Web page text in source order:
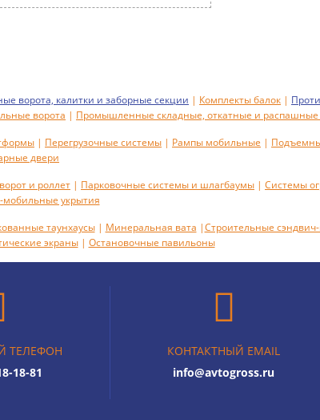
ворота, калитки и заборные секции | Комплекты балок |
ворота | Промышленные складные, откатные и распашные
| Перегрузочные системы | Рампы мобильные |
двери
и роллет | Парковочные системы и шлагбаумы | Системы
мобильные укрытия
таунхаусы| Минеральная вата |Строительные
экраны| Остановочные павильоны
ТЕЛЕФОН
18-81
КОНТАКТНЫЙ EMAIL
info@avtogross.ru